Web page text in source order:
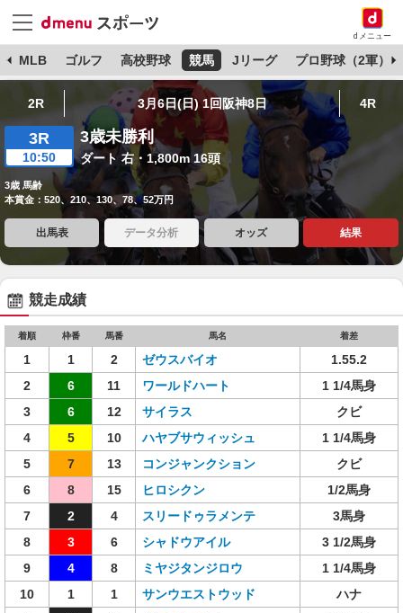
dメニュー
MLB ゴルフ 高校野球 競馬 Jリーグ プロ野球（2軍）
2R 3月6日(日) 1回阪神8日 4R
3R
10:50
3歳未勝利
ダート 右・1,800m 16頭
3歳 馬齢
本賞金：520、210、130、78、52万円
出馬表 データ分析 オッズ 結果
競走成績
着順 枠番 馬番 馬名 着差
1 1 2 ゼウスバイオ
1.55.2
2
6 11 ワールドハート
1 1/4馬身
3
6 12 サイラス
クビ
4
5 10 ハヤブサウィッシュ
1 1/4馬身
5
7 13 コンジャンクション
クビ
6
8 15 ヒロシクン
1/2馬身
7
2 4 スリードゥラメンテ
3馬身
8
3 6 シャドウアイル
3 1/2馬身
9
4 8 ミヤジタンジロウ
1 1/4馬身
10
1 1 サンウエストウッド
ハナ